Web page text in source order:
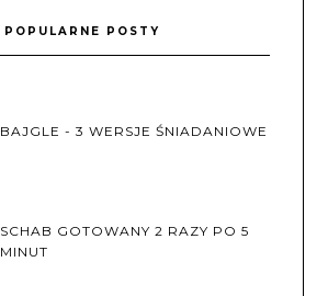
POPULARNE POSTY
BAJGLE - 3 WERSJE ŚNIADANIOWE
SCHAB GOTOWANY 2 RAZY PO 5
MINUT